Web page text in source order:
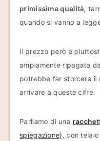
primissima qualità,
quando si vanno a
Il prezzo però è
ampiamente ripagata
potrebbe far storcere il
arrivare a queste cifre.
Parliamo di una
spiegazione), con